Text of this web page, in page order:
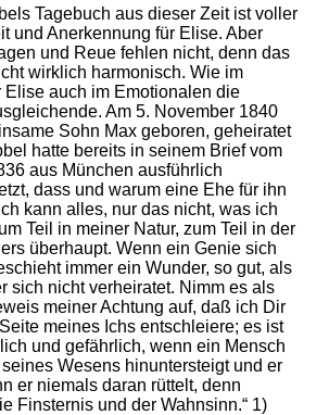
Tagebuch aus dieser Zeit ist voller
und Anerkennung für Elise. Aber
und Reue fehlen nicht, denn das
wirklich harmonisch. Wie im
Elise auch im Emotionalen die
Am 5. November 1840
Sohn Max geboren, geheiratet
hatte bereits in seinem Brief vom
aus München ausführlich
dass und warum eine Ehe für ihn
kann alles, nur das nicht, was ich
Teil in meiner Natur, zum Teil in der
überhaupt. Wenn ein Genie sich
immer ein Wunder, so gut, als
sich nicht verheiratet. Nimm es als
meiner Achtung auf, daß ich Dir
meines Ichs entschleiere; es ist
und gefährlich, wenn ein Mensch
Wesens hinuntersteigt und er
er niemals daran rüttelt, denn
Finsternis und der Wahnsinn.“ 1)